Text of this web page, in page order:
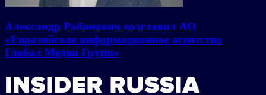
Александр Рабинович возглавил АО
«Евразийское информационное агентство
Глобал Медиа Групп»